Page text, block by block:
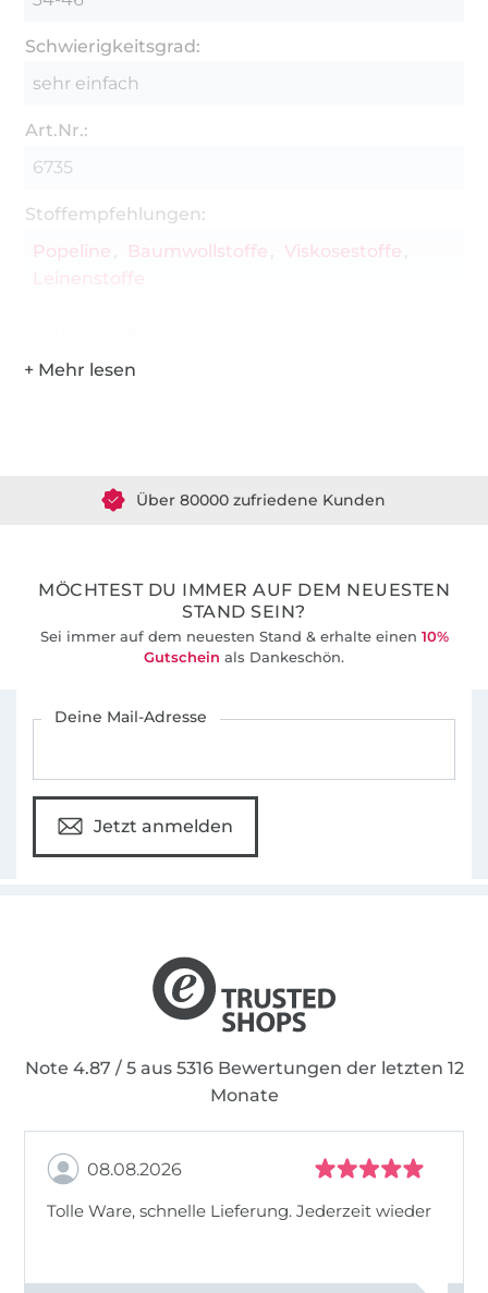
Schwierigkeitsgrad:
sehr einfach
Art.Nr.:
6735
Stoffempfehlungen:
Popeline
Baumwollstoffe
Viskosestoffe
Leinenstoffe
MÖCHTEST DU IMMER AUF DEM NEUESTEN
STAND SEIN?
Sei immer auf dem neuesten Stand & erhalte einen 10%
Gutschein als Dankeschön.
Deine Mail-Adresse
Jetzt anmelden
Note 4.87 / 5 aus 5316 Bewertungen der letzten 12
Monate
08.08.2026
Tolle Ware, schnelle Lieferung. Jederzeit wieder